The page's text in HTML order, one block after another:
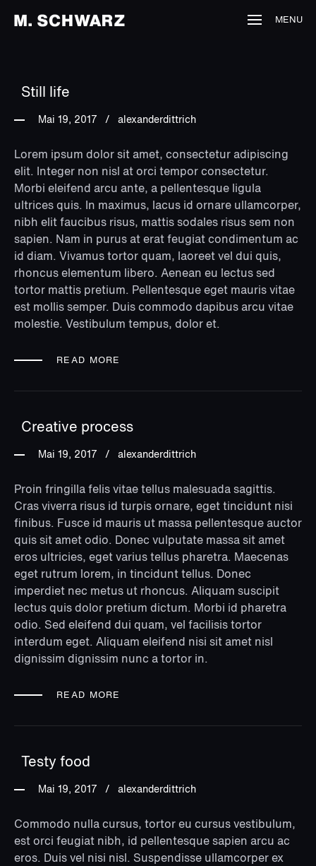
MENU
Still life
Mai 19, 2017 alexanderdittrich
Lorem ipsum dolor sit amet, consectetur adipiscing
elit. Integer non nisl at orci tempor consectetur.
Morbi eleifend arcu ante, a pellentesque ligula
ultrices quis. In maximus, lacus id ornare ullamcorper,
nibh elit faucibus risus, mattis sodales risus sem non
sapien. Nam in purus at erat feugiat condimentum ac
id diam. Vivamus tortor quam, laoreet vel dui quis,
rhoncus elementum libero. Aenean eu lectus sed
tortor mattis pretium. Pellentesque eget mauris vitae
est mollis semper. Duis commodo dapibus arcu vitae
molestie. Vestibulum tempus, dolor et.
READ MORE
Creative process
Mai 19, 2017 alexanderdittrich
Proin fringilla felis vitae tellus malesuada sagittis.
Cras viverra risus id turpis ornare, eget tincidunt nisi
finibus. Fusce id mauris ut massa pellentesque auctor
quis sit amet odio. Donec vulputate massa sit amet
eros ultricies, eget varius tellus pharetra. Maecenas
eget rutrum lorem, in tincidunt tellus. Donec
imperdiet nec metus ut rhoncus. Aliquam suscipit
lectus quis dolor pretium dictum. Morbi id pharetra
odio. Sed eleifend dui quam, vel facilisis tortor
interdum eget. Aliquam eleifend nisi sit amet nisl
dignissim dignissim nunc a tortor in.
READ MORE
Testy food
Mai 19, 2017 alexanderdittrich
Commodo nulla cursus, tortor eu cursus vestibulum,
est orci feugiat nibh, id pellentesque sapien arcu ac
eros. Duis vel nisi nisl. Suspendisse ullamcorper ex